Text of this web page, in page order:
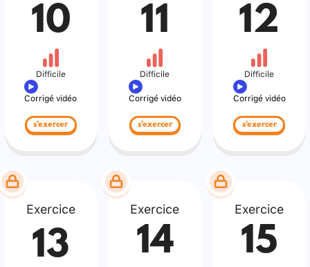
10
Difficile
Corrigé vidéo
s'exercer
11
Difficile
Corrigé vidéo
s'exercer
12
Difficile
Corrigé vidéo
s'exercer
Exercice
13
Exercice
14
Exercice
15